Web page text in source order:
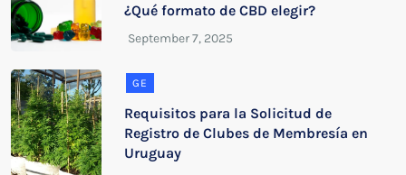
¿Qué formato de CBD elegir?
GE
Requisitos para la Solicitud de
Registro de Clubes de Membresía en
Uruguay